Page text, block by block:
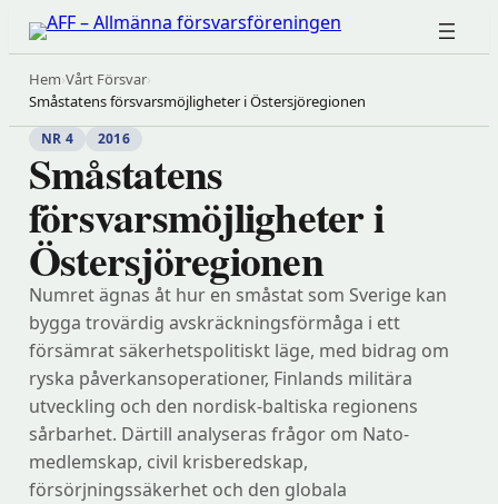
Hoppa
till
innehåll
Hem›Vårt Försvar›
Småstatens försvarsmöjligheter i Östersjöregionen
NR 4 2016
Småstatens
försvarsmöjligheter i
Östersjöregionen
Numret ägnas åt hur en småstat som Sverige kan
bygga trovärdig avskräckningsförmåga i ett
försämrat säkerhetspolitiskt läge, med bidrag om
ryska påverkansoperationer, Finlands militära
utveckling och den nordisk-baltiska regionens
sårbarhet. Därtill analyseras frågor om Nato-
medlemskap, civil krisberedskap,
försörjningssäkerhet och den globala